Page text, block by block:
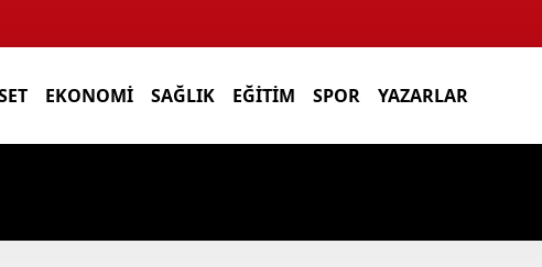
EKONOMI SAĞLIK EĞITIM SPOR YAZARLAR